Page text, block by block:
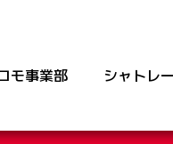
モ事業部》ドコモショップ豊
シャトレ
》シャトレーゼ門司店